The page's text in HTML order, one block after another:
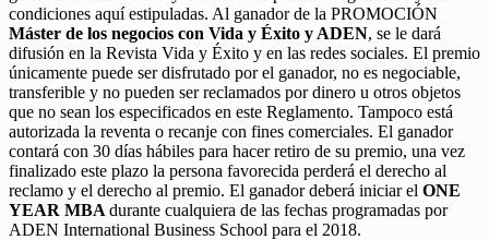
condiciones aquí estipuladas. Al ganador de la PROMOCIÓN
Máster de los negocios con Vida y Éxito y ADEN, se le dará
difusión en la Revista Vida y Éxito y en las redes sociales. El premio
únicamente puede ser disfrutado por el ganador, no es negociable,
transferible y no pueden ser reclamados por dinero u otros objetos
que no sean los especificados en este Reglamento. Tampoco está
autorizada la reventa o recanje con fines comerciales. El ganador
contará con 30 días hábiles para hacer retiro de su premio, una vez
finalizado este plazo la persona favorecida perderá el derecho al
reclamo y el derecho al premio. El ganador deberá iniciar el ONE
YEAR MBA durante cualquiera de las fechas programadas por
ADEN International Business School para el 2018.